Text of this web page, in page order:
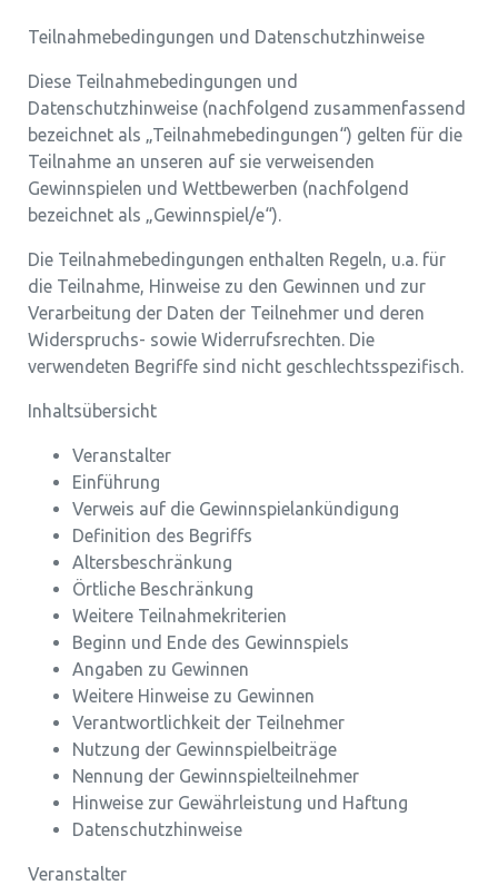
Teilnahmebedingungen und Datenschutzhinweise
Diese Teilnahmebedingungen und
Datenschutzhinweise (nachfolgend zusammenfassend
bezeichnet als „Teilnahmebedingungen“) gelten für die
Teilnahme an unseren auf sie verweisenden
Gewinnspielen und Wettbewerben (nachfolgend
bezeichnet als „Gewinnspiel/e“).
Die Teilnahmebedingungen enthalten Regeln, u.a. für
die Teilnahme, Hinweise zu den Gewinnen und zur
Verarbeitung der Daten der Teilnehmer und deren
Widerspruchs- sowie Widerrufsrechten. Die
verwendeten Begriffe sind nicht geschlechtsspezifisch.
Inhaltsübersicht
Veranstalter
Einführung
Verweis auf die Gewinnspielankündigung
Definition des Begriffs
Altersbeschränkung
Örtliche Beschränkung
Weitere Teilnahmekriterien
Beginn und Ende des Gewinnspiels
Angaben zu Gewinnen
Weitere Hinweise zu Gewinnen
Verantwortlichkeit der Teilnehmer
Nutzung der Gewinnspielbeiträge
Nennung der Gewinnspielteilnehmer
Hinweise zur Gewährleistung und Haftung
Datenschutzhinweise
Veranstalter